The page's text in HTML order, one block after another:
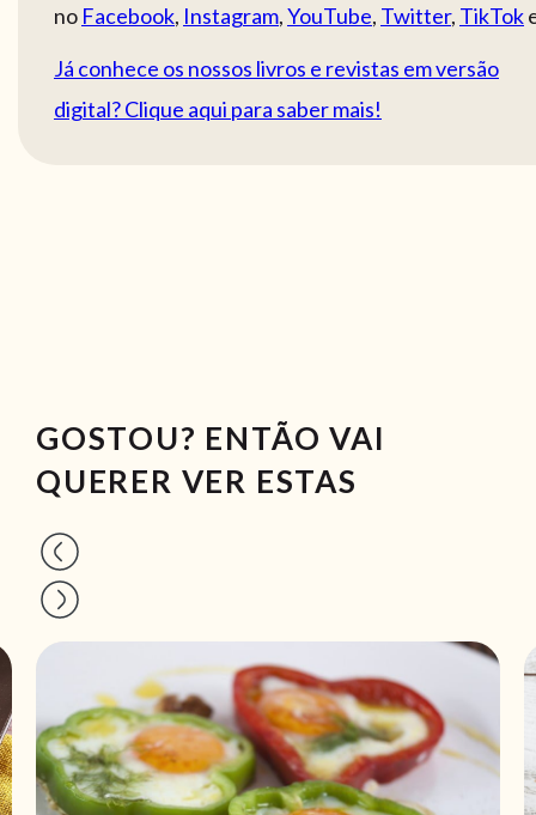
no Facebook, Instagram,YouTube, Twitter, TikTok
Já conhece os nossos livros e revistas em versão
digital? Clique aqui para saber mais!
GOSTOU? ENTÃO VAI
QUERER VER ESTAS